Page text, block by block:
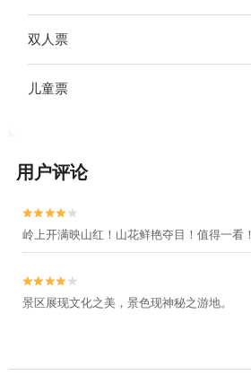
双人票
儿童票
用户评论


岭上开满映山红！山花鲜艳夺目！值得一看！


景区展现文化之美，景色现神秘之游地。